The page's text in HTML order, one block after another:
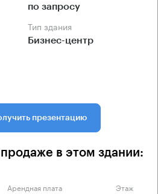
по запросу
Тип здания
Бизнес-центр
презентацию
в этом здании:
Арендная плата Этаж